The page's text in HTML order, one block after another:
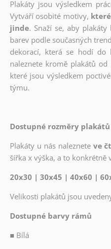
Plakáty jsou výsledkem
Vytváří osobité motivy,
jinde. Snaží se, aby
barev podle současných
dekorací, která se hodí do
naleznete kromě plakátů
které jsou výsledkem
týmu.
Dostupné rozměry
Plakáty u nás naleznete ve
šířka x výška, a to konkrétně
20x30 | 30x45 | 40x60 |
Velikosti plakátů jsou
Dostupné barvy rámů
■ Bílá